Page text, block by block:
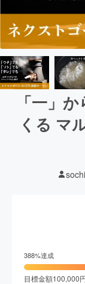
「一」
くる マ
388%達成
目標金額100,000